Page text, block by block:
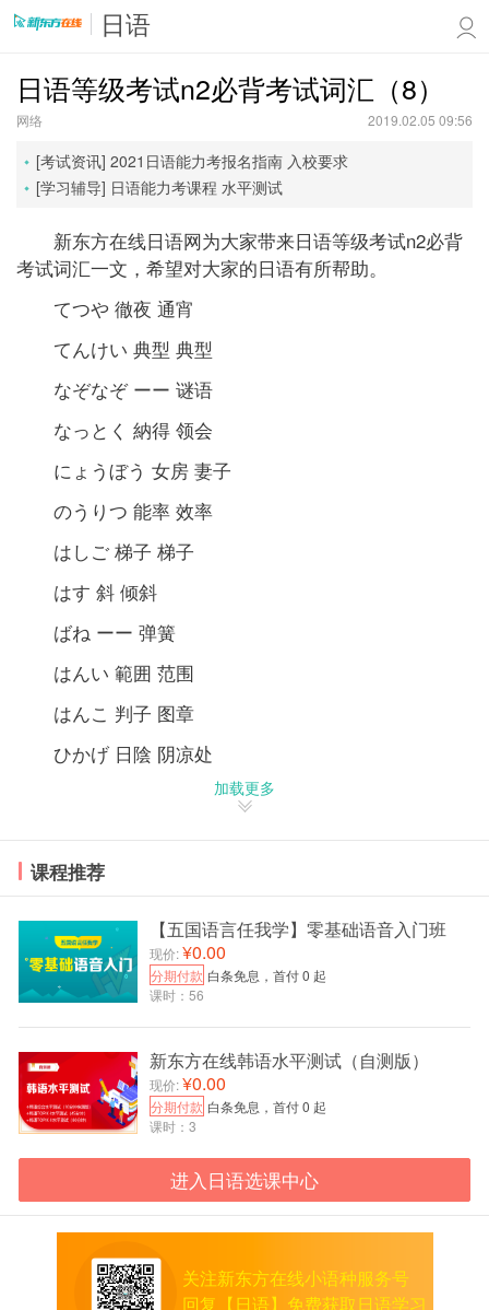
日语
日语等级考试n2必背考试词汇（8）
网络 2019.02.05 09:56
[考试资讯] 2021日语能力考报名指南 入校要求
[学习辅导] 日语能力考课程 水平测试
新东方在线日语网为大家带来日语等级考试n2必背
考试词汇一文，希望对大家的日语有所帮助。
てつや 徹夜 通宵
てんけい 典型 典型
なぞなぞ ーー 谜语
なっとく 納得 领会
にょうぼう 女房 妻子
のうりつ 能率 效率
はしご 梯子 梯子
はす 斜 倾斜
ばね ーー 弹簧
はんい 範囲 范围
はんこ 判子 图章
ひかげ 日陰 阴凉处
ぶんけん 文献 参考资料
ぶんせき 分析 分析
ぼうけん 冒険 冒险
以上就是新东方在线日语小编为你带来的日语等级
考试n2必背考试词汇，更多精彩内容，敬请关注新东方
在线日语网（http://language.koolearn.com/jp/
加载更多
课程推荐
【五国语言任我学】零基础语音入门班
现价:¥0.00
分期付款 白条免息，首付 0 起
课时：56
新东方在线韩语水平测试（自测版）
现价:¥0.00
分期付款 白条免息，首付 0 起
课时：3
进入日语选课中心
关注新东方在线小语种服务号
回复【日语】免费获取日语学习